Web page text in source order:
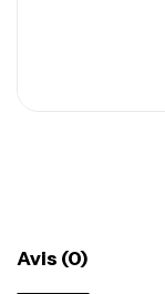
Avis (0)